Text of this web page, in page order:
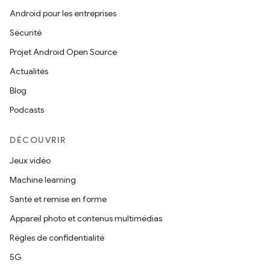
Android pour les entreprises
Sécurité
Projet Android Open Source
Actualités
Blog
Podcasts
DÉCOUVRIR
Jeux vidéo
Machine learning
Santé et remise en forme
Appareil photo et contenus multimédias
Règles de confidentialité
5G